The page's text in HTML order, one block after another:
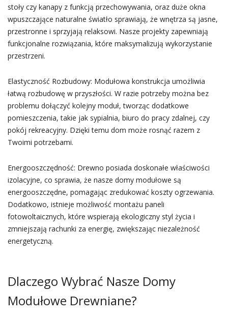
stoły czy kanapy z funkcją przechowywania, oraz duże okna
wpuszczające naturalne światło sprawiają, że wnętrza są jasne,
przestronne i sprzyjają relaksowi. Nasze projekty zapewniają
funkcjonalne rozwiązania, które maksymalizują wykorzystanie
przestrzeni.
Elastyczność Rozbudowy: Modułowa konstrukcja umożliwia
łatwą rozbudowę w przyszłości. W razie potrzeby można bez
problemu dołączyć kolejny moduł, tworząc dodatkowe
pomieszczenia, takie jak sypialnia, biuro do pracy zdalnej, czy
pokój rekreacyjny. Dzięki temu dom może rosnąć razem z
Twoimi potrzebami.
Energooszczędność: Drewno posiada doskonałe właściwości
izolacyjne, co sprawia, że nasze domy modułowe są
energooszczędne, pomagając zredukować koszty ogrzewania.
Dodatkowo, istnieje możliwość montażu paneli
fotowoltaicznych, które wspierają ekologiczny styl życia i
zmniejszają rachunki za energię, zwiększając niezależność
energetyczną.
Dlaczego Wybrać Nasze Domy
Modułowe Drewniane?